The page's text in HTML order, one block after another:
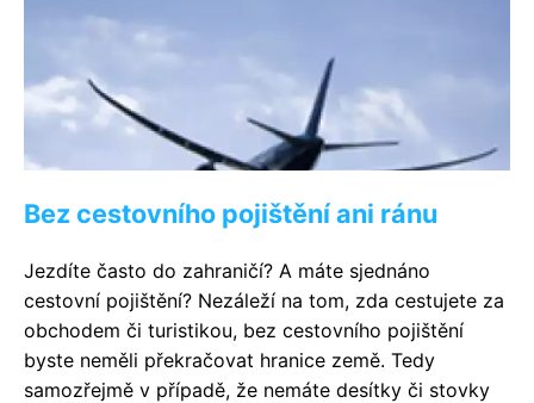
Bez cestovního pojištění ani ránu
Jezdíte často do zahraničí? A máte sjednáno
cestovní pojištění? Nezáleží na tom, zda cestujete za
obchodem či turistikou, bez cestovního pojištění
byste neměli překračovat hranice země. Tedy
samozřejmě v případě, že nemáte desítky či stovky